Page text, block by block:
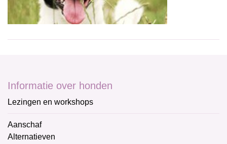
Informatie over honden
Lezingen en workshops
Aanschaf
Alternatieven